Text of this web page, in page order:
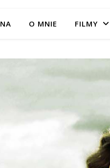
O MNIE FILMY